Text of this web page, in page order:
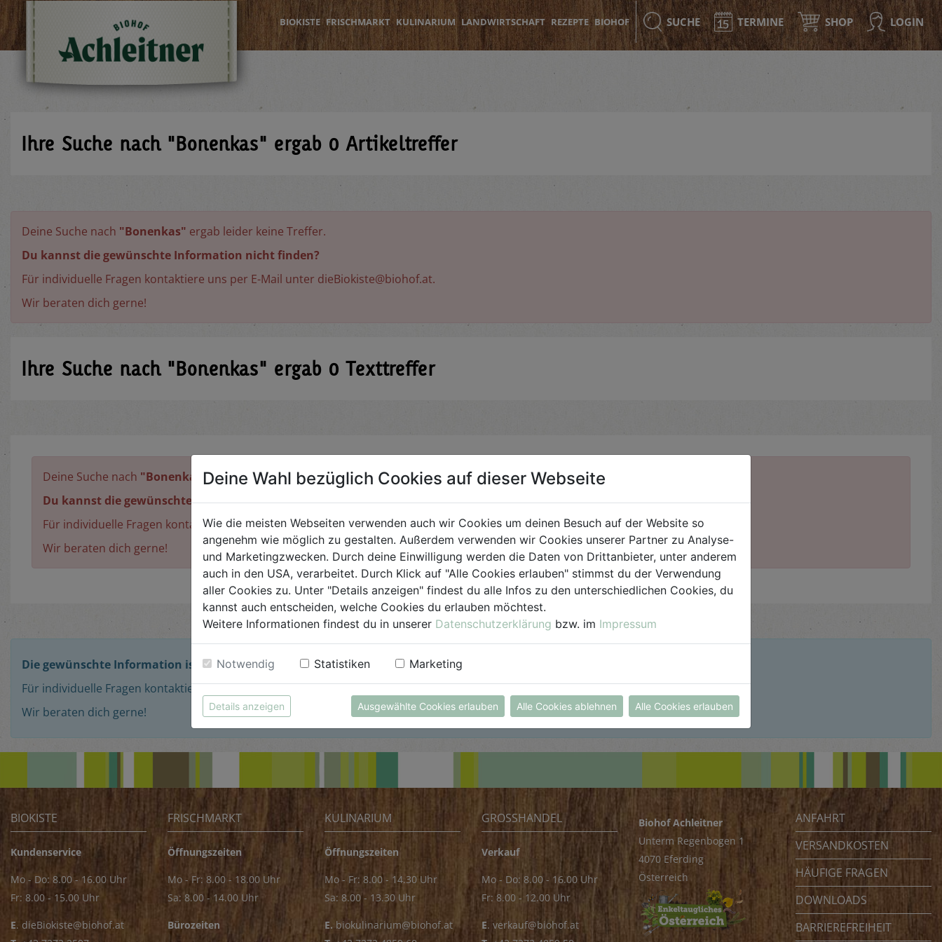
BIOKISTE FRISCHMARKT KULINARIUM LANDWIRTSCHAFT REZEPTE BIOHOF SUCHE TERMINE SHOP LOGIN
Ihre Suche nach "Bonenkas" ergab 0 Artikeltreffer
Deine Suche nach "Bonenkas" ergab leider keine Treffer.
Du kannst die gewünschte Information nicht finden?
Für individuelle Fragen kontaktiere uns per E-Mail unter dieBiokiste@biohof.at.
Wir beraten dich gerne!
Ihre Suche nach "Bonenkas" ergab 0 Texttreffer
Deine Suche nach "Bonenkas"ergab leider keine Treffer.
Du kannst die gewünschte Information nicht finden?
Für individuelle Fragen kontaktiere uns per E-Mail unterdieBiokiste@biohof.at.
Wir beraten dich gerne!
Die gewünschte Information ist nicht dabei?
Für individuelle Fragen kontaktiere unser Kundenservice unterdieBiokiste@biohof.at
Wir beraten dich gerne!
BIOKISTE
Kundenservice
Mo - Do: 8.00 - 16.00 Uhr
Fr: 8.00 - 15.00 Uhr
E. dieBiokiste@biohof.at
FRISCHMARKT
Öffnungszeiten
Mo - Fr: 8.00 - 18.00 Uhr
Sa: 8.00 - 14.00 Uhr
Bürozeiten
KULINARIUM
Öffnungszeiten
Mo - Fr: 8.00 - 14.30 Uhr
Sa: 8.00 - 13.30 Uhr
E. biokulinarium@biohof.at
GROSSHANDEL
Verkauf
Mo - Do: 8.00 - 16.00 Uhr
Fr: 8.00 - 12.00 Uhr
E. verkauf@biohof.at
Biohof Achleitner
Unterm Regenbogen 1
4070 Eferding
Österreich
ANFAHRT
VERSANDKOSTEN
HÄUFIGE FRAGEN
DOWNLOADS
BARRIEREFREIHEIT
Deine Wahl bezüglich Cookies auf dieser Webseite
Wie die meisten Webseiten verwenden auch wir Cookies um deinen Besuch auf der Website so
angenehm wie möglich zu gestalten. Außerdem verwenden wir Cookies unserer Partner zu Analyse-
und Marketingzwecken. Durch deine Einwilligung werden die Daten von Drittanbieter, unter anderem
auch in den USA, verarbeitet. Durch Klick auf "Alle Cookies erlauben" stimmst du der Verwendung
aller Cookies zu. Unter "Details anzeigen" findest du alle Infos zu den unterschiedlichen Cookies, du
kannst auch entscheiden, welche Cookies du erlauben möchtest.
Weitere Informationen findest du in unserer Datenschutzerklärung bzw. im Impressum
Notwendig Statistiken Marketing
Details anzeigen Ausgewählte Cookies erlauben Alle Cookies ablehnen Alle Cookies erlauben